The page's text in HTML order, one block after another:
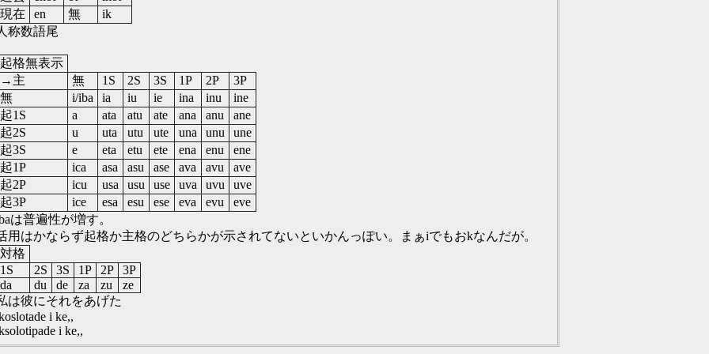
現在
en 無
ik
称数語尾
起格無表示
→主
無 1S 2S 3S 1P 2P
3P
無
i/iba ia iu ie ina inu
ine
起1S
a ata atu ate ana anu
ane
起2S
u uta utu ute una unu
une
起3S
e eta etu ete ena enu
ene
起1P
ica asa asu ase ava avu
ave
起2P
icu usa usu use uva uvu
uve
起3P
ice esa esu ese eva evu
eve
は普遍性が増す。
用はかならず起格か主格のどちらかが示されてないといかんっぽい。まぁiでもおkなんだが。
対格
1S
2S 3S 1P 2P
3P
da
du de za zu
ze
は彼にそれをあげた
i ke,,
i ke,,